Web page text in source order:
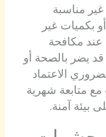
مناسبة
بكميات غير
عند مكافحة
يضر بالصحة أو
الاعتماد
متابعة شهرية
بيئة آمنة.